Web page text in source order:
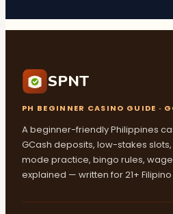
SPNT
PH BEGINNER CASINO GUIDE ·
A beginner-friendly Philippines
GCash deposits, low-stakes
mode practice, bingo rules,
explained — written for 21+